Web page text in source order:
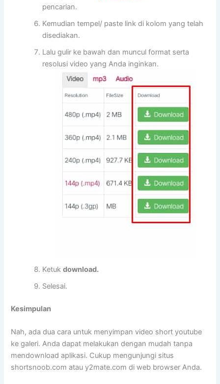
pencarian.
Kemudian tempel/ paste link di kolom yang telah
disediakan.
Lalu gulir ke bawah dan muncul format serta
resolusi video yang Anda inginkan.
Ketukdownload.
Selesai.
Kesimpulan
Nah, ada dua cara untuk menyimpan video short youtube
ke galeri. Anda dapat melakukan dengan mudah tanpa
mendownload aplikasi. Cukup mengunjungi situs
shortsnoob.com atau y2mate.com di web browser Anda.